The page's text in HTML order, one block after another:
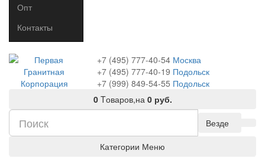
Опт
Контакты
+7 (495) 777-40-54 Москва
+7 (495) 777-40-19 Подольск
+7 (999) 849-54-55 Подольск
0 Tоваров,на 0 руб.
Везде
Категории Меню